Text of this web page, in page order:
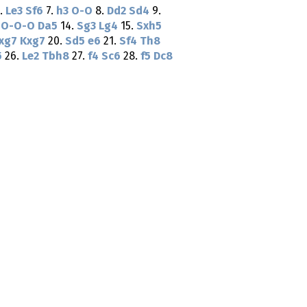
Le3 Sf6 7. h3 O-O 8. Dd2 Sd4 9.
O-O-O Da5 14. Sg3 Lg4 15. Sxh5
Kxg7 20. Sd5 e6 21. Sf4 Th8
26. Le2 Tbh8 27. f4 Sc6 28. f5 Dc8